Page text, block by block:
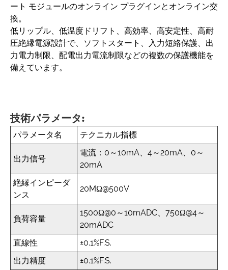
ート モジュールのオンライン プラグインとオンライン交
換。
低リップル、低温度ドリフト、高効率、高安定性、高耐
圧絶縁電源設計で、ソフトスタート、入力短絡保護、出
力電力制限、配電出力電流制限などの複数の保護機能を
備えています。
技術パラメータ:
パラメータ名 テクニカル指標
出力信号
電流：0～10mA、4～20mA、0～
20mA
絶縁インピーダ
ンス
20MΩ@500V
負荷容量
1500Ω@0～10mADC、750Ω@4～
20mADC
直線性
±0.1%F.S.
出力精度
±0.1%F.S.